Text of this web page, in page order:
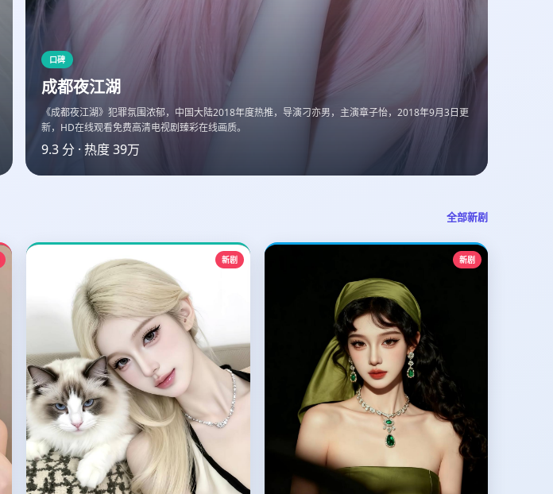
口碑
成都夜江湖
《成都夜江湖》犯罪氛围浓郁，中国大陆2018年度热推，导演刁亦男，主演章子怡，2018年9月3日更
新，HD在线观看免费高清电视剧臻彩在线画质。
9.3 分 · 热度39万
全部新剧
新剧 新剧